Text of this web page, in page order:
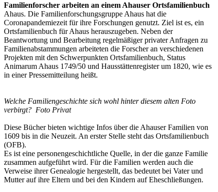
Familienforscher arbeiten an einem Ahauser Ortsfamilienbuch
Ahaus. Die Familienforschungsgruppe Ahaus hat die
Coronapandemiezeit für ihre Forschungen genutzt. Ziel ist es, ein
Ortsfamilienbuch für Ahaus herauszugeben. Neben der
Beantwortung und Bearbeitung regelmäßiger privater Anfragen zu
Familienabstammungen arbeiteten die Forscher an verschiedenen
Projekten mit den Schwerpunkten Ortsfamilienbuch, Status
Animarum Ahaus 1749/50 und Hausstättenregister um 1820, wie es
in einer Pressemitteilung heißt.
Welche Familiengeschichte sich wohl hinter diesem alten Foto
verbirgt? Foto Privat
Diese Bücher bieten wichtige Infos über die Ahauser Familien von
1609 bis in die Neuzeit. An erster Stelle steht das Ortsfamilienbuch
(OFB).
Es ist eine personengeschichtliche Quelle, in der die ganze Familie
zusammen aufgeführt wird. Für die Familien werden auch die
Verweise ihrer Genealogie hergestellt, das bedeutet bei Vater und
Mutter auf ihre Eltern und bei den Kindern auf Eheschließungen.